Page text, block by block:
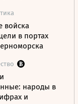
войска
в портах
народы в
и